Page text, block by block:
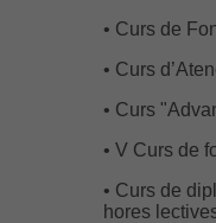
• Curs de
• Curs
• Curs
• V Curs de
• Curs de
hores